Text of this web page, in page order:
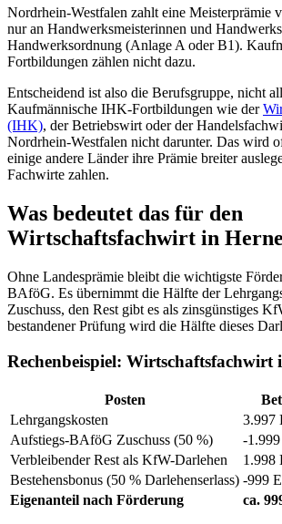
Nordrhein-Westfalen zahlt eine Meisterprämie
nur an Handwerksmeisterinnen und
Handwerksordnung (Anlage A oder B1).
Fortbildungen zählen nicht dazu.
Entscheidend ist also die Berufsgruppe, nicht
Kaufmännische IHK-Fortbildungen wie der
(IHK), der Betriebswirt oder der
Nordrhein-Westfalen nicht darunter. Das wird
einige andere Länder ihre Prämie breiter
Fachwirte zahlen.
Was bedeutet das für den
Wirtschaftsfachwirt in
Ohne Landesprämie bleibt die wichtigste
BAföG. Es übernimmt die Hälfte der
Zuschuss, den Rest gibt es als zinsgünstiges
bestandener Prüfung wird die Hälfte dieses
Rechenbeispiel: Wirtschaftsfachwirt
Posten
Lehrgangskosten
3.997
Aufstiegs-BAföG Zuschuss (50 %)
-
Verbleibender Rest als KfW-Darlehen
1.998
Bestehensbonus (50 % Darlehenserlass) -999
Eigenanteil nach Förderung
ca.